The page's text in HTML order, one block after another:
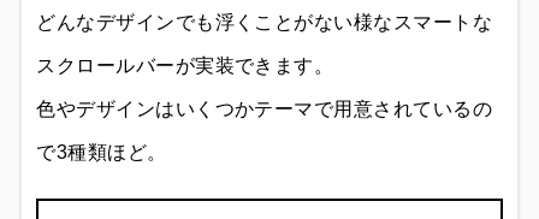
どんなデザインでも浮くことがない様なスマートな
スクロールバーが実装できます。
色やデザインはいくつかテーマで用意されているの
で3種類ほど。